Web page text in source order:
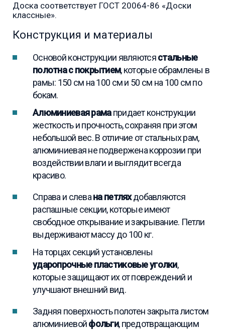
Доска соответствует ГОСТ 20064-86 «Доски
классные».
Конструкция и материалы
Основой конструкции являютсястальные
полотна с покрытием, которые обрамлены в
рамы: 150 см на 100 см и 50 см на 100 см по
бокам.
Алюминиевая рамапридает конструкции
жесткость и прочность, сохраняя при этом
небольшой вес. В отличие от стальных рам,
алюминиевая не подвержена коррозии при
воздействии влаги и выглядит всегда
красиво.
Справа и слевана петляхдобавляются
распашные секции, которые имеют
свободное открывание и закрывание. Петли
выдерживают массу до 100 кг.
На торцах секций установлены
ударопрочные пластиковые уголки,
которые защищают их от повреждений и
улучшают внешний вид.
Задняя поверхность полотен закрыта листом
алюминиевойфольги, предотвращающим